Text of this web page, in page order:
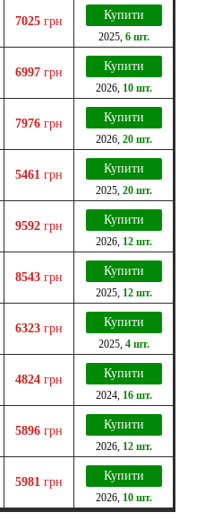
7025 грн Купити
2025, 6 шт.
6997 грн Купити
2026, 10 шт.
7976 грн Купити
2026, 20 шт.
5461 грн Купити
2025, 20 шт.
9592 грн Купити
2026, 12 шт.
8543 грн Купити
2025, 12 шт.
6323 грн Купити
2025, 4 шт.
4824 грн Купити
2024, 16 шт.
5896 грн Купити
2026, 12 шт.
5981 грн Купити
2026, 10 шт.